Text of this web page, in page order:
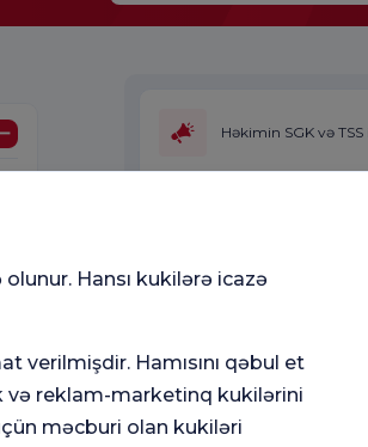
Həkimin SGK və
Tibb bölmələrində
Böyrək
Nefrologiya
Hansı kukilərə icazə
verilmişdir. Hamısını qəbul et
və reklam-marketinq kukilərini
məcburi olan kukiləri